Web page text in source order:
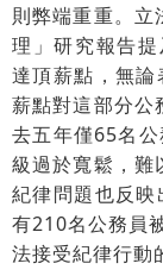
則弊端重重。立
理」研究報告
達頂薪點，無
薪點對這部分公
去五年僅65名
級過於寬鬆，難
紀律問題也反
有210名公務員
法接受紀律行動